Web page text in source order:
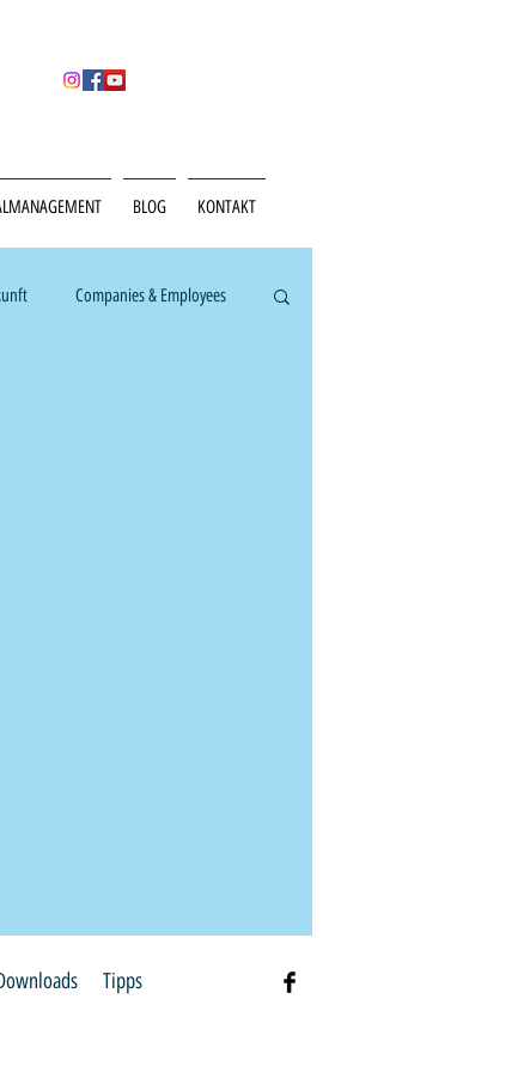
BLOG KONTAKT
Companies & Employees
Tipps